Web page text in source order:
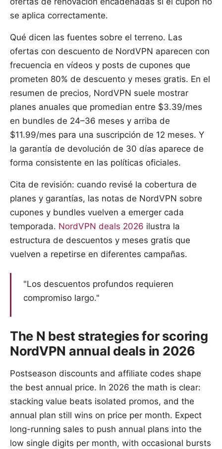
se aplica correctamente.
Qué dicen las fuentes sobre el terreno. Las
ofertas con descuento de NordVPN aparecen con
frecuencia en vídeos y posts de cupones que
prometen 80% de descuento y meses gratis. En el
resumen de precios, NordVPN suele mostrar
planes anuales que promedian entre $3.39/mes
en bundles de 24–36 meses y arriba de
$11.99/mes para una suscripción de 12 meses. Y
la garantía de devolución de 30 días aparece de
forma consistente en las políticas oficiales.
Cita de revisión: cuando revisé la cobertura de
planes y garantías, las notas de NordVPN sobre
cupones y bundles vuelven a emerger cada
temporada. NordVPN deals 2026 ilustra la
estructura de descuentos y meses gratis que
vuelven a repetirse en diferentes campañas.
"Los descuentos profundos requieren
compromiso largo."
The N best strategies for scoring
NordVPN annual deals in 2026
Postseason discounts and affiliate codes shape
the best annual price. In 2026 the math is clear:
stacking value beats isolated promos, and the
annual plan still wins on price per month. Expect
long-running sales to push annual plans into the
low single digits per month, with occasional bursts